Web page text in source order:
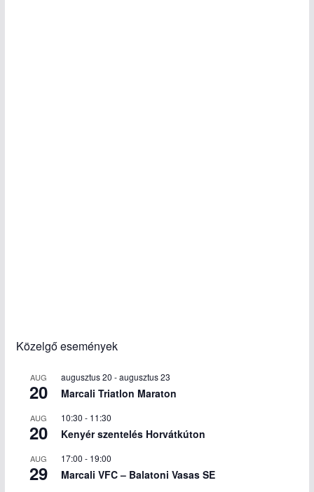
Közelgő események
AUG
20
augusztus 20 -augusztus 23
Marcali Triatlon Maraton
AUG
20
10:30 - 11:30
Kenyér szentelés Horvátkúton
AUG
29
17:00 - 19:00
Marcali VFC – Balatoni Vasas SE